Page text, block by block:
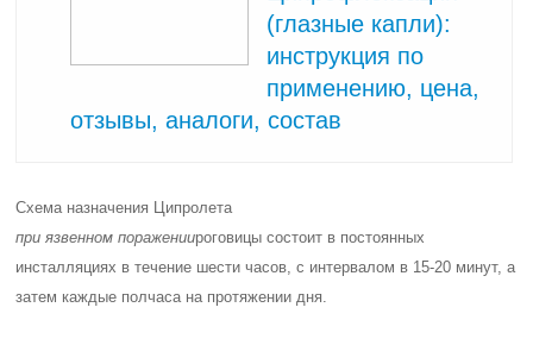
(глазные капли):
инструкция по
применению, цена,
отзывы, аналоги, состав
Схема назначения Ципролета
при язвенном поражениироговицы состоит в постоянных
инсталляциях в течение шести часов, с интервалом в 15-20 минут, а
затем каждые полчаса на протяжении дня.